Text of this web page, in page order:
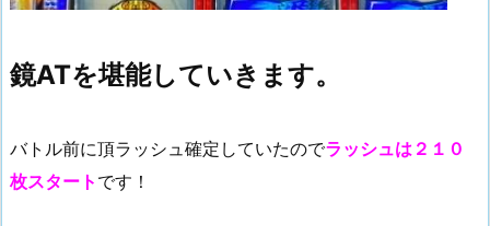
鏡ATを堪能していきます。
バトル前に頂ラッシュ確定していたのでラッシュは２１０
枚スタート です！